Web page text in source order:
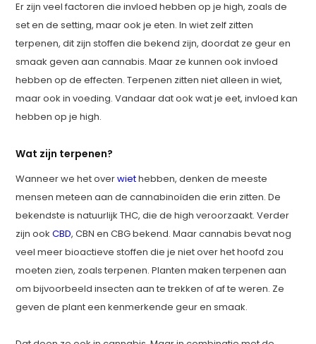
Er zijn veel factoren die invloed hebben op je high, zoals de
set en de setting, maar ook je eten. In wiet zelf zitten
terpenen, dit zijn stoffen die bekend zijn, doordat ze geur en
smaak geven aan cannabis. Maar ze kunnen ook invloed
hebben op de effecten. Terpenen zitten niet alleen in wiet,
maar ook in voeding. Vandaar dat ook wat je eet, invloed kan
hebben op je high.
Wat zijn terpenen?
Wanneer we het overwiethebben, denken de meeste
mensen meteen aan de cannabinoïden die erin zitten. De
bekendste is natuurlijk THC, die de high veroorzaakt. Verder
zijn ookCBD, CBN en CBG bekend. Maar cannabis bevat nog
veel meer bioactieve stoffen die je niet over het hoofd zou
moeten zien, zoals terpenen. Planten maken terpenen aan
om bijvoorbeeld insecten aan te trekken of af te weren. Ze
geven de plant een kenmerkende geur en smaak.